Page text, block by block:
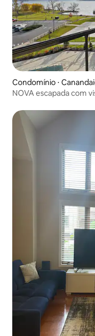
Condomínio ⋅
NOVA escapada com